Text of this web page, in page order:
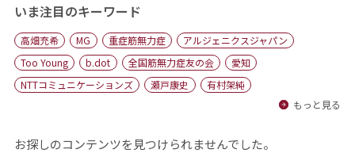
おすすめコンテンツ
出版物
会社概要
いま注目のキーワード
高畑充希 MG 重症筋無力症
アルジェニクスジャパン
Too Young
b.dot 全国筋無力症友の会
愛知
NTTコミュニケーションズ
瀬戸康史
有村架純
もっと見る
お探しのコンテンツを見つけられませんでした。